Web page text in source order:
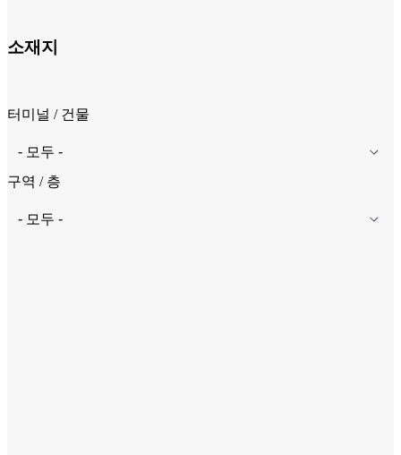
소재지
터미널 / 건물
구역 / 층